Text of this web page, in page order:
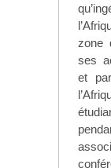
zone
ses
et